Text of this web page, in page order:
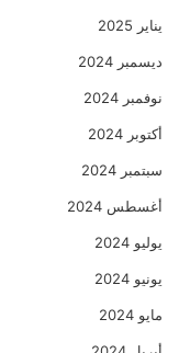
يناير 2025
ديسمبر 2024
نوفمبر 2024
أكتوبر 2024
سبتمبر 2024
أغسطس 2024
يوليو 2024
يونيو 2024
مايو 2024